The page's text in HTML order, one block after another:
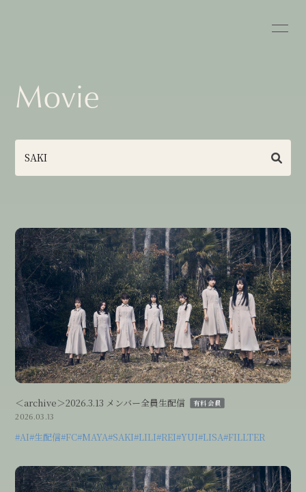
Home
Schedule
Profile
Goods
Discography
Streaming
Movie
＜archive＞2026.3.13 メンバー全員生配信 有料会員
2026.03.13
#AI#生配信#FC#MAYA#SAKI#LILI#REI#YUI#LISA#FILLTER